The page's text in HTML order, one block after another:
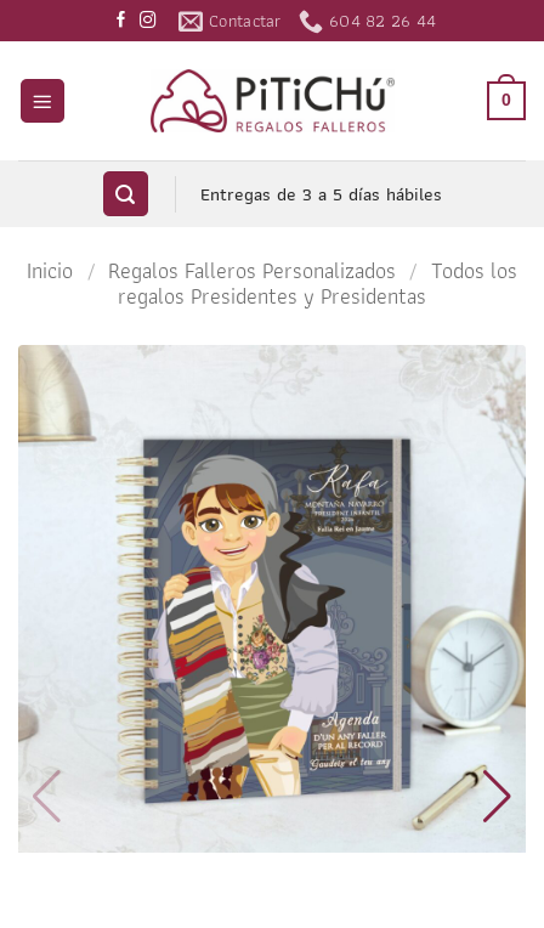
al
contenido
Contactar 604 82 26 44
0
Entregas de 3 a 5 días hábiles
Inicio / Regalos Falleros Personalizados / Todos los
regalos Presidentes y Presidentas